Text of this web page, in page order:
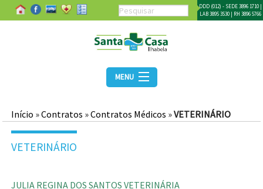
DDD (012) - SEDE 3896 1710 |
LAB 3895 3530 | RH 3896 5766
MENU
Início »Contratos »Contratos Médicos »VETERINÁRIO
VETERINÁRIO
JULIA REGINA DOS SANTOS VETERINÁRIA